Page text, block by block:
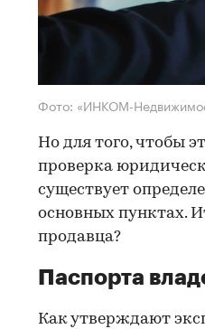
Фото: «ИНКОМ-
Но для того, чтобы
проверка
существует
основных пунктах.
продавца?
Паспорта
Как утверждают